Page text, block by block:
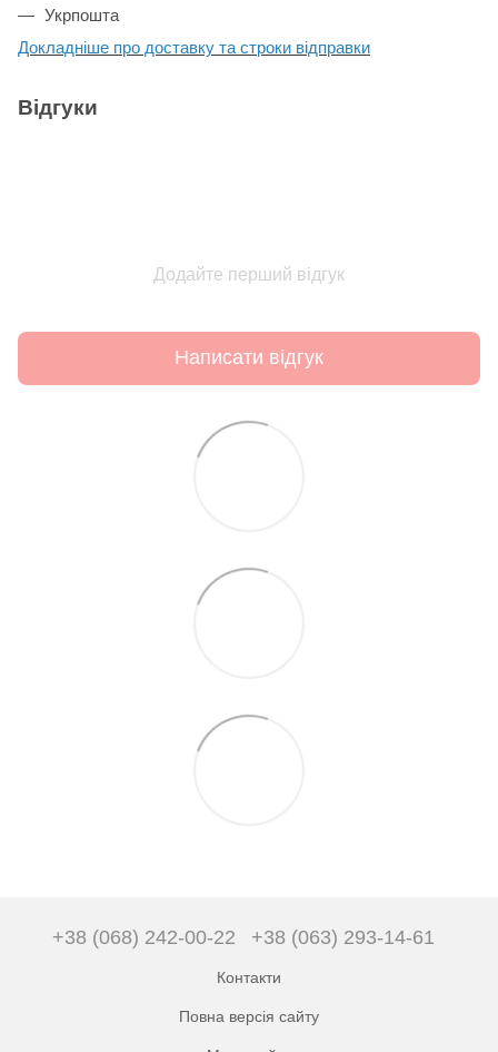
Укрпошта
Докладніше про доставку та строки відправки
Відгуки
Додайте перший відгук
Написати відгук
+38 (068) 242-00-22 +38 (063) 293-14-61
Контакти
Повна версія сайту